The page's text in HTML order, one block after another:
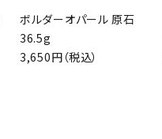
ボルダーオパール 原石
36.5g
3,650円（税込）